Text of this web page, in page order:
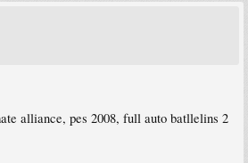
alliance, pes 2008, full auto batllelins 2